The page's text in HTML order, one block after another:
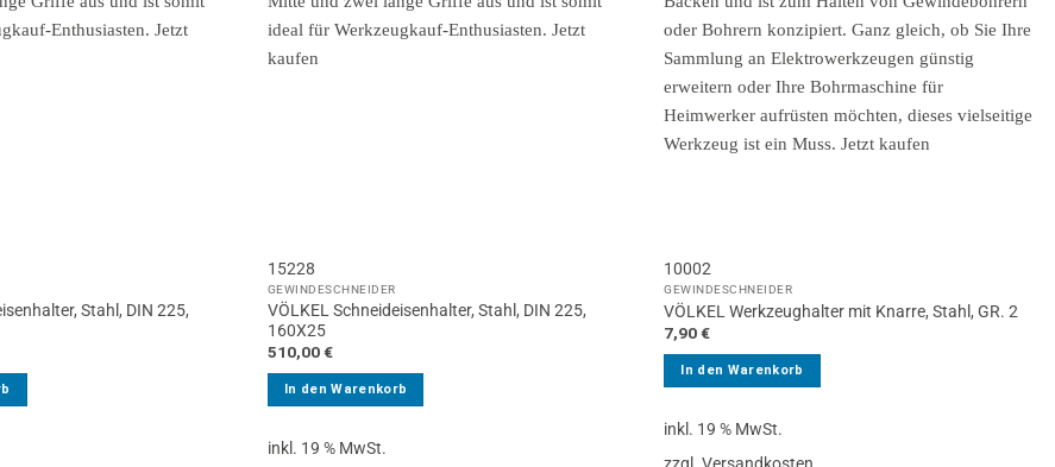
Stahl, DIN 225,
15228
GEWINDESCHNEIDER
VÖLKEL Schneideisenhalter, Stahl, DIN 225,
160X25
510,00€
In den Warenkorb
inkl. 19 % MwSt.
10002
GEWINDESCHNEIDER
VÖLKEL Werkzeughalter mit Knarre, Stahl, GR. 2
7,90€
In den Warenkorb
inkl. 19 % MwSt.
zzgl. Versandkosten